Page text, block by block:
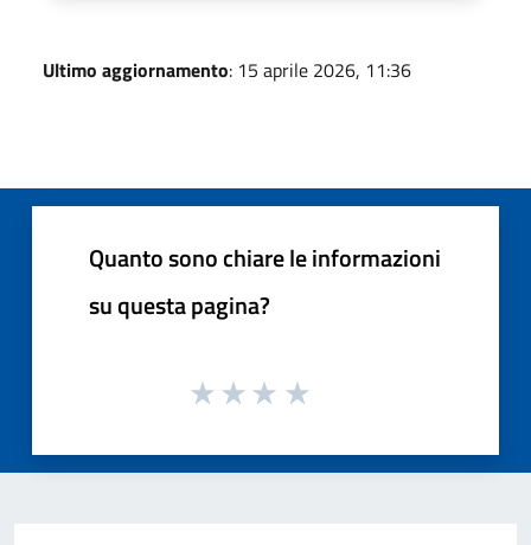
Ultimo aggiornamento: 15 aprile 2026, 11:36
Quanto sono chiare le informazioni
su questa pagina?